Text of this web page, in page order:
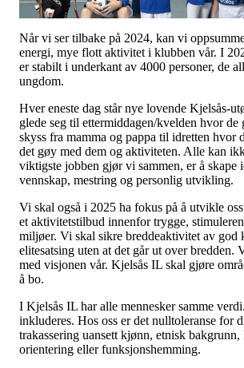
Når vi ser tilbake på 2024, kan vi
energi, mye flott aktivitet i klubben vår. I
er stabilt i underkant av 4000 personer, de
ungdom.
Hver eneste dag står nye lovende Kjelsås-
glede seg til ettermiddagen/kvelden hvor de
skyss fra mamma og pappa til idretten hvor
det gøy med dem og aktiviteten. Alle kan
viktigste jobben gjør vi sammen, er å skape
vennskap, mestring og personlig utvikling.
Vi skal også i 2025 ha fokus på å utvikle
et aktivitetstilbud innenfor trygge,
miljøer. Vi skal sikre breddeaktivitet av god
elitesatsing uten at det går ut over bredden.
med visjonen vår. Kjelsås IL skal gjøre
å bo.
I Kjelsås IL har alle mennesker samme
inkluderes. Hos oss er det nulltoleranse for
trakassering uansett kjønn, etnisk bakgrunn,
orientering eller funksjonshemming.